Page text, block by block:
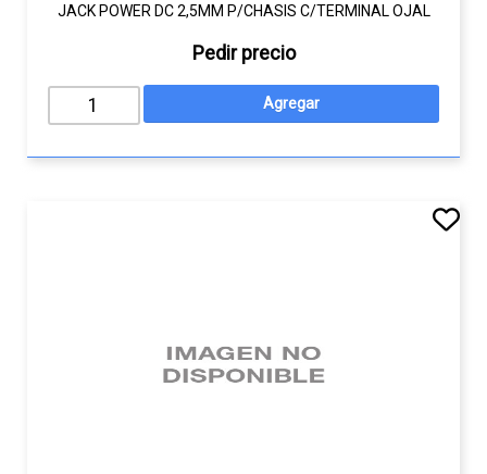
JACK POWER DC 2,5MM P/CHASIS C/TERMINAL OJAL
Pedir precio